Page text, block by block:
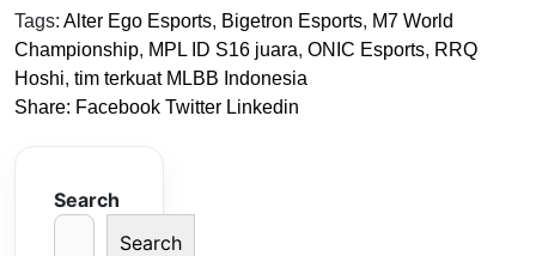
Tags: Alter Ego Esports, Bigetron Esports, M7 World
Championship, MPL ID S16 juara, ONIC Esports, RRQ
Hoshi, tim terkuat MLBB Indonesia
Share: Facebook Twitter Linkedin
Search
Search